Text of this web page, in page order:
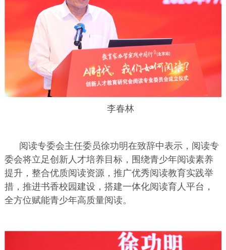
李春林
阅读专委会主任委员徐功明在致辞中表示，阅读专
委会将立足创新人才培养目标，围绕青少年阅读素养
提升，整合优质阅读资源，推广优秀阅读教育实践举
措，推进书香校园建设，搭建一体化阅读育人平台，
全方位赋能青少年高质量阅读。